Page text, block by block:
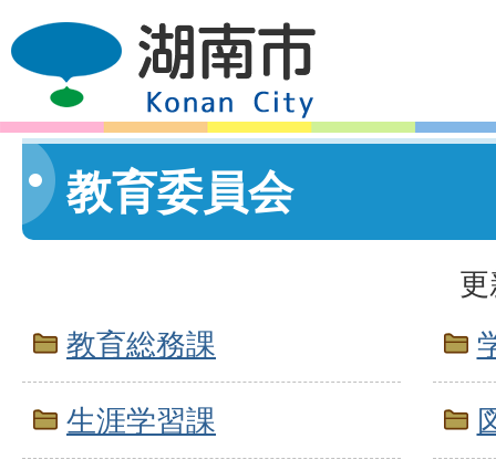
教育委員会
教育総務課
生涯学習課